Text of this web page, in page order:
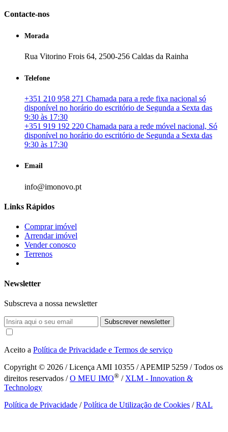
Contacte-nos
Morada
Rua Vitorino Frois 64, 2500-256 Caldas da Rainha
Telefone
+351 210 958 271 Chamada para a rede fixa nacional só
disponível no horário do escritório de Segunda a Sexta das
9:30 às 17:30
+351 919 192 220 Chamada para a rede móvel nacional, Só
disponível no horário do escritório de Segunda a Sexta das
9:30 às 17:30
Email
info@imonovo.pt
Links Rápidos
Comprar imóvel
Arrendar imóvel
Vender conosco
Terrenos
Newsletter
Subscreva a nossa newsletter
Subscrever newsletter
Aceito a Política de Privacidade e Termos de serviço
Copyright © 2026 / Licença AMI 10355 / APEMIP 5259 / Todos os
direitos reservados /O MEU IMO® / XLM - Innovation &
Technology
Política de Privacidade /Política de Utilização de Cookies /RAL